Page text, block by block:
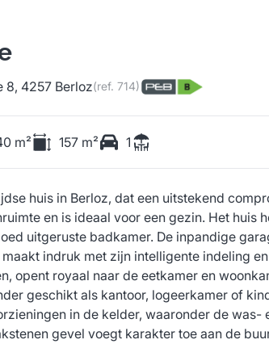
8, 4257 Berloz(ref. 714)
m² 157 m² 1
huis in Berloz, dat een uitstekend
en is ideaal voor een gezin. Het
uitgeruste badkamer. De inpandige
indruk met zijn intelligente indeling
opent royaal naar de eetkamer en
geschikt als kantoor, logeerkamer of
in de kelder, waaronder de
gevel voegt karakter toe aan de